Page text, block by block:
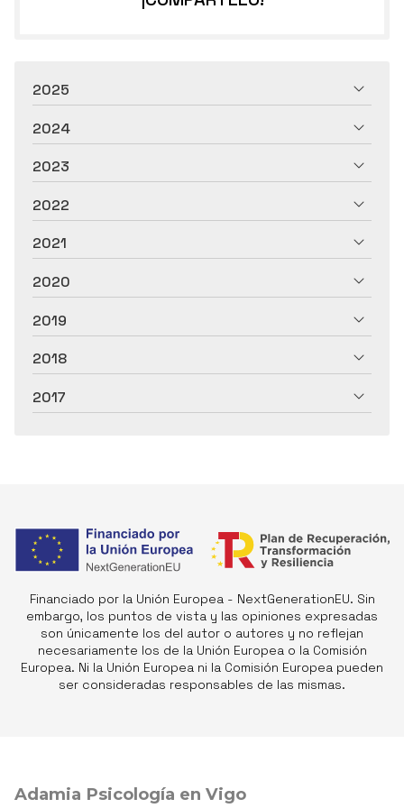
2025
2024
2023
2022
2021
2020
2019
2018
2017
Financiado por la Unión Europea - NextGenerationEU. Sin
embargo, los puntos de vista y las opiniones expresadas
son únicamente los del autor o autores y no reflejan
necesariamente los de la Unión Europea o la Comisión
Europea. Ni la Unión Europea ni la Comisión Europea pueden
ser consideradas responsables de las mismas.
Adamia Psicología en Vigo